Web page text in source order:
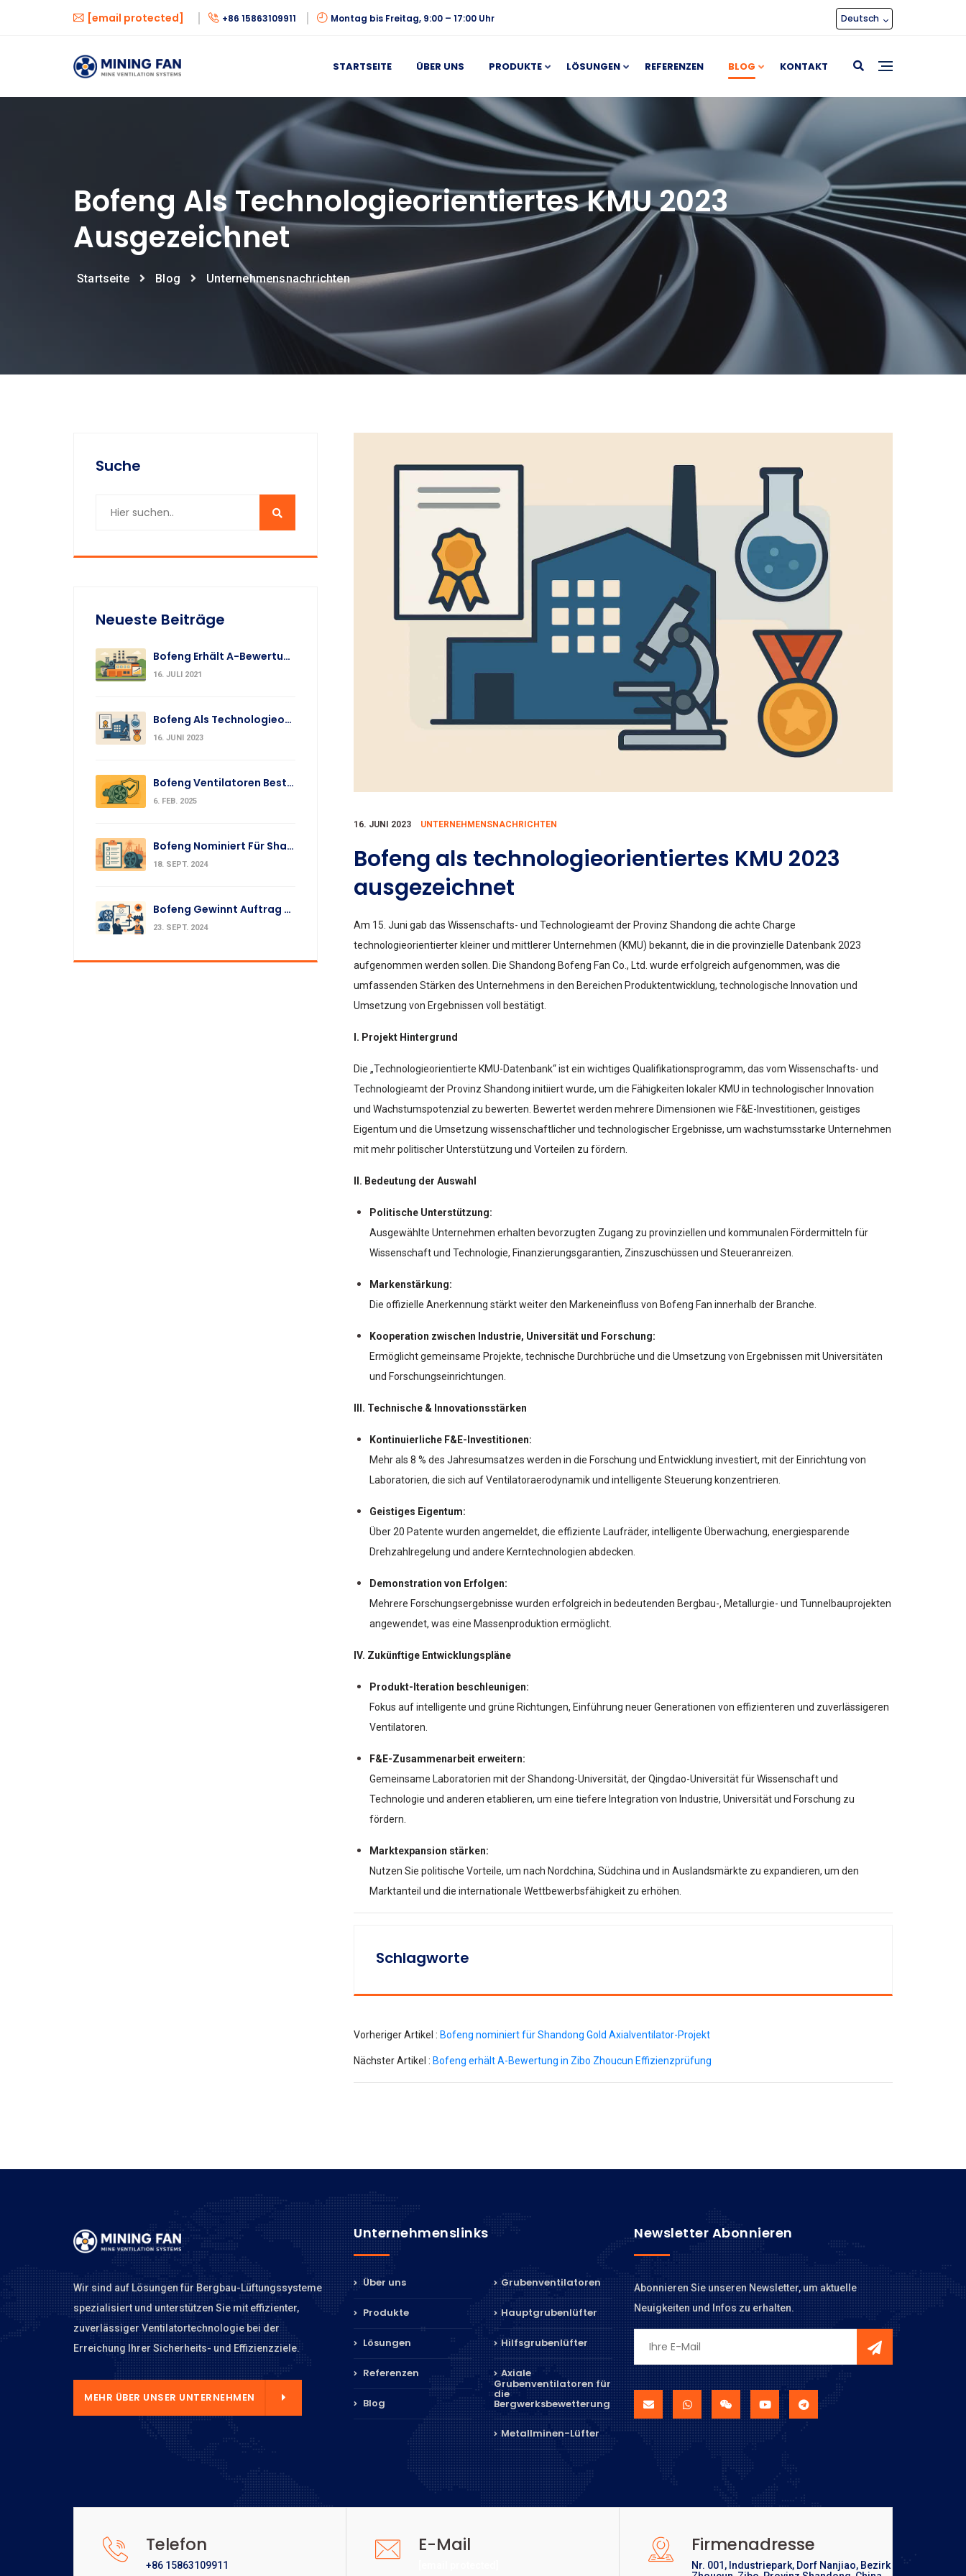
[email protected] +86 15863109911 Montag bis Freitag, 9:00 – 17:00 Uhr Deutsch
STARTSEITE ÜBER UNS PRODUKTE LÖSUNGEN REFERENZEN BLOG KONTAKT
Bofeng Als Technologieorientiertes KMU 2023
Ausgezeichnet
Startseite Blog Unternehmensnachrichten
Suche
Neueste Beiträge
Bofeng Erhält A-Bewertung In Zibo Zhoucun Effizienzprüfung
16. JULI 2021
Bofeng Als Technologieorientiertes KMU 2023 Ausgezeichnet
16. JUNI 2023
Bofeng Ventilatoren Bestehen 2024 Ex-Inspektion
6. FEB. 2025
Bofeng Nominiert Für Shandong Gold Axialventilator-Projekt
18. SEPT. 2024
Bofeng Gewinnt Auftrag Für Fujian Hongkun Energieeinspar-Ventilatoren
23. SEPT. 2024
16. JUNI 2023 UNTERNEHMENSNACHRICHTEN
Bofeng als technologieorientiertes KMU 2023
ausgezeichnet
Am 15. Juni gab das Wissenschafts- und Technologieamt der Provinz Shandong die achte Charge
technologieorientierter kleiner und mittlerer Unternehmen (KMU) bekannt, die in die provinzielle Datenbank 2023
aufgenommen werden sollen. Die Shandong Bofeng Fan Co., Ltd. wurde erfolgreich aufgenommen, was die
umfassenden Stärken des Unternehmens in den Bereichen Produktentwicklung, technologische Innovation und
Umsetzung von Ergebnissen voll bestätigt.
I. Projekt Hintergrund
Die „Technologieorientierte KMU-Datenbank“ ist ein wichtiges Qualifikationsprogramm, das vom Wissenschafts- und
Technologieamt der Provinz Shandong initiiert wurde, um die Fähigkeiten lokaler KMU in technologischer Innovation
und Wachstumspotenzial zu bewerten. Bewertet werden mehrere Dimensionen wie F&E-Investitionen, geistiges
Eigentum und die Umsetzung wissenschaftlicher und technologischer Ergebnisse, um wachstumsstarke Unternehmen
mit mehr politischer Unterstützung und Vorteilen zu fördern.
II. Bedeutung der Auswahl
Politische Unterstützung:
Ausgewählte Unternehmen erhalten bevorzugten Zugang zu provinziellen und kommunalen Fördermitteln für
Wissenschaft und Technologie, Finanzierungsgarantien, Zinszuschüssen und Steueranreizen.
Markenstärkung:
Die offizielle Anerkennung stärkt weiter den Markeneinfluss von Bofeng Fan innerhalb der Branche.
Kooperation zwischen Industrie, Universität und Forschung:
Ermöglicht gemeinsame Projekte, technische Durchbrüche und die Umsetzung von Ergebnissen mit Universitäten
und Forschungseinrichtungen.
III. Technische & Innovationsstärken
Kontinuierliche F&E-Investitionen:
Mehr als 8 % des Jahresumsatzes werden in die Forschung und Entwicklung investiert, mit der Einrichtung von
Laboratorien, die sich auf Ventilatoraerodynamik und intelligente Steuerung konzentrieren.
Geistiges Eigentum:
Über 20 Patente wurden angemeldet, die effiziente Laufräder, intelligente Überwachung, energiesparende
Drehzahlregelung und andere Kerntechnologien abdecken.
Demonstration von Erfolgen:
Mehrere Forschungsergebnisse wurden erfolgreich in bedeutenden Bergbau-, Metallurgie- und Tunnelbauprojekten
angewendet, was eine Massenproduktion ermöglicht.
IV. Zukünftige Entwicklungspläne
Produkt-Iteration beschleunigen:
Fokus auf intelligente und grüne Richtungen, Einführung neuer Generationen von effizienteren und zuverlässigeren
Ventilatoren.
F&E-Zusammenarbeit erweitern:
Gemeinsame Laboratorien mit der Shandong-Universität, der Qingdao-Universität für Wissenschaft und
Technologie und anderen etablieren, um eine tiefere Integration von Industrie, Universität und Forschung zu
fördern.
Marktexpansion stärken:
Nutzen Sie politische Vorteile, um nach Nordchina, Südchina und in Auslandsmärkte zu expandieren, um den
Marktanteil und die internationale Wettbewerbsfähigkeit zu erhöhen.
Schlagworte
Vorheriger Artikel : Bofeng nominiert für Shandong Gold Axialventilator-Projekt
Nächster Artikel : Bofeng erhält A-Bewertung in Zibo Zhoucun Effizienzprüfung
Wir sind auf Lösungen für Bergbau-Lüftungssysteme
spezialisiert und unterstützen Sie mit effizienter,
zuverlässiger Ventilatortechnologie bei der
Erreichung Ihrer Sicherheits- und Effizienzziele.
MEHR ÜBER UNSER UNTERNEHMEN
Unternehmenslinks
Über uns
Produkte
Lösungen
Referenzen
Blog
Grubenventilatoren
Hauptgrubenlüfter
Hilfsgrubenlüfter
Axiale
Grubenventilatoren für
die
Bergwerksbewetterung
Metallminen-Lüfter
Newsletter Abonnieren
Abonnieren Sie unseren Newsletter, um aktuelle
Neuigkeiten und Infos zu erhalten.
Telefon
+86 15863109911
E-Mail Firmenadresse
Nr. 001, Industriepark, Dorf Nanjiao, Bezirk